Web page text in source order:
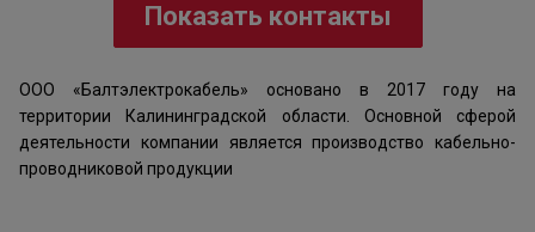
Показать контакты
ООО «Балтэлектрокабель» основано в 2017 году на
территории Калининградской области. Основной сферой
деятельности компании является производство кабельно-
проводниковой продукции